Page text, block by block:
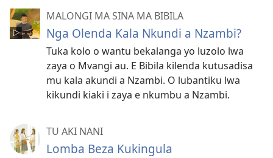
MALONGI MA SINA MA BIBILA
Nga Olenda Kala Nkundi a Nzambi?
Tuka kolo o wantu bekalanga yo luzolo lwa
zaya o Mvangi au. E Bibila kilenda kutusadisa
mu kala akundi a Nzambi. O lubantiku lwa
kikundi kiaki i zaya e nkumbu a Nzambi.
TU AKI NANI
Lomba Beza Kukingula